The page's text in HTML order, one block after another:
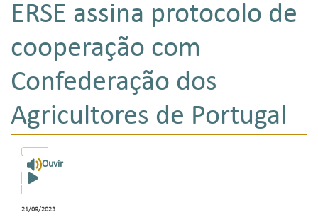
ERSE assina protocolo de
cooperação com
Confederação dos
Agricultores de Portugal
Ouvir
21/09/2023